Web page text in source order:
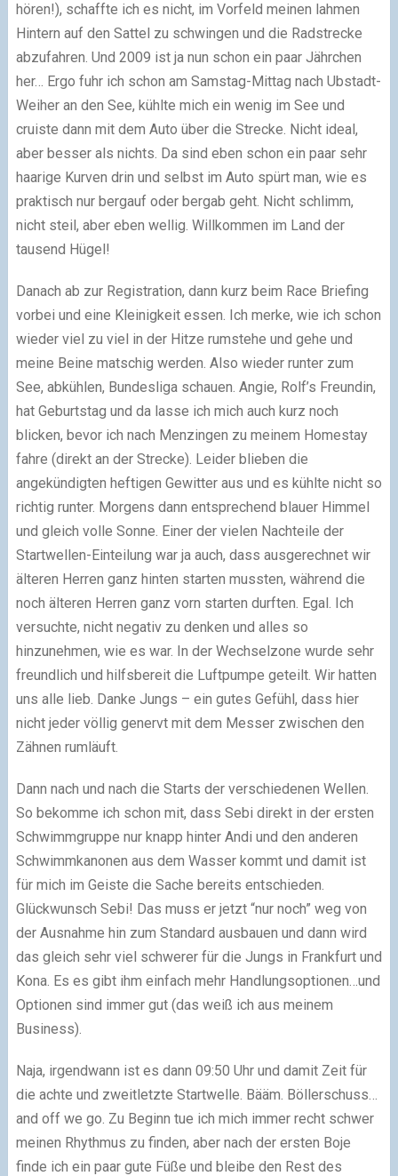
hören!), schaffte ich es nicht, im Vorfeld meinen lahmen
Hintern auf den Sattel zu schwingen und die Radstrecke
abzufahren. Und 2009 ist ja nun schon ein paar Jährchen
her… Ergo fuhr ich schon am Samstag-Mittag nach Ubstadt-
Weiher an den See, kühlte mich ein wenig im See und
cruiste dann mit dem Auto über die Strecke. Nicht ideal,
aber besser als nichts. Da sind eben schon ein paar sehr
haarige Kurven drin und selbst im Auto spürt man, wie es
praktisch nur bergauf oder bergab geht. Nicht schlimm,
nicht steil, aber eben wellig. Willkommen im Land der
tausend Hügel!
Danach ab zur Registration, dann kurz beim Race Briefing
vorbei und eine Kleinigkeit essen. Ich merke, wie ich schon
wieder viel zu viel in der Hitze rumstehe und gehe und
meine Beine matschig werden. Also wieder runter zum
See, abkühlen, Bundesliga schauen. Angie, Rolf’s Freundin,
hat Geburtstag und da lasse ich mich auch kurz noch
blicken, bevor ich nach Menzingen zu meinem Homestay
fahre (direkt an der Strecke). Leider blieben die
angekündigten heftigen Gewitter aus und es kühlte nicht so
richtig runter. Morgens dann entsprechend blauer Himmel
und gleich volle Sonne. Einer der vielen Nachteile der
Startwellen-Einteilung war ja auch, dass ausgerechnet wir
älteren Herren ganz hinten starten mussten, während die
noch älteren Herren ganz vorn starten durften. Egal. Ich
versuchte, nicht negativ zu denken und alles so
hinzunehmen, wie es war. In der Wechselzone wurde sehr
freundlich und hilfsbereit die Luftpumpe geteilt. Wir hatten
uns alle lieb. Danke Jungs – ein gutes Gefühl, dass hier
nicht jeder völlig genervt mit dem Messer zwischen den
Zähnen rumläuft.
Dann nach und nach die Starts der verschiedenen Wellen.
So bekomme ich schon mit, dass Sebi direkt in der ersten
Schwimmgruppe nur knapp hinter Andi und den anderen
Schwimmkanonen aus dem Wasser kommt und damit ist
für mich im Geiste die Sache bereits entschieden.
Glückwunsch Sebi! Das muss er jetzt “nur noch” weg von
der Ausnahme hin zum Standard ausbauen und dann wird
das gleich sehr viel schwerer für die Jungs in Frankfurt und
Kona. Es es gibt ihm einfach mehr Handlungsoptionen…und
Optionen sind immer gut (das weiß ich aus meinem
Business).
Naja, irgendwann ist es dann 09:50 Uhr und damit Zeit für
die achte und zweitletzte Startwelle. Bääm. Böllerschuss…
and off we go. Zu Beginn tue ich mich immer recht schwer
meinen Rhythmus zu finden, aber nach der ersten Boje
finde ich ein paar gute Füße und bleibe den Rest des